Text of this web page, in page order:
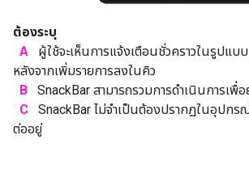
ต้องระบุ
A
ผู้ใช้จะเห็นการแจ้งเตือนชั่วคราวในรูปแบ
หลังจากเพิ่มรายการลงในคิว
B
SnackBar สามารถรวมการดำเนินการเพื่
C
SnackBar ไม่จำเป็นต้องปรากฏในอุปก
ต่ออยู่